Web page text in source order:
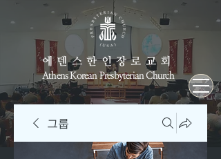
에덴스한인장로교회
Athens Korean Presbyterian Church
그룹